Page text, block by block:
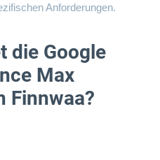
Anforderungen.
die Google
Max
Finnwaa?